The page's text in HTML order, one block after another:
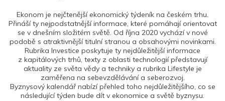
Ekonom je nejčtenější ekonomický týdeník na českém trhu.
Přináší ty nejpodstatnější informace, které pomáhají orientovat
se v dnešním složitém světě. Od října 2020 vychází v nové
podobě s atraktivnější titulní stranou a obsahovými novinkami.
Rubrika Investice poskytuje ty nejdůležitější informace
z kapitálových trhů, texty z oblasti technologií představují
aktuality ze světa vědy a techniky a rubrika Lifestyle je
zaměřena na sebevzdělávání a seberozvoj.
Byznysový kalendář nabízí přehled toho nejdůležitějšího, co se
následující týden bude dít v ekonomice a světě byznysu.